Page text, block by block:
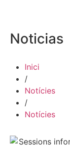
Noticias
Inici
/
Notícies
/
Notícies